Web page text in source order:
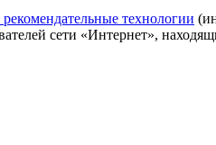
технологии
сети «Интернет»,